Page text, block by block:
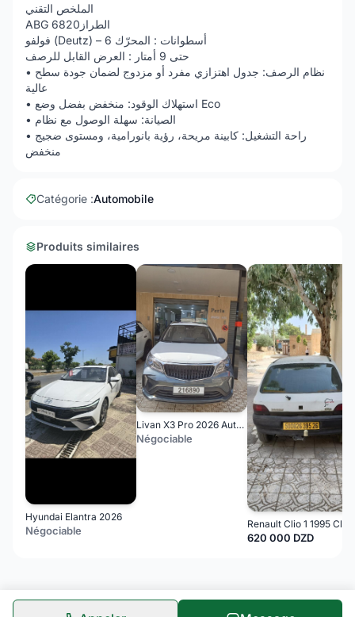
الملخص التقني
ABG 6820الطراز
فولفو (Deutz) – 6 أسطوانات : المحرّك
حتى 9 أمتار : العرض القابل للرصف
• نظام الرصف: جدول اهتزازي مفرد أو مزدوج لضمان جودة سطح
عالية
• استهلاك الوقود: منخفض بفضل وضع Eco
• الصيانة: سهلة الوصول مع نظام
• راحة التشغيل: كابينة مريحة، رؤية بانورامية، ومستوى ضجيج
منخفض
Catégorie :Automobile
Produits similaires
Hyundai Elantra 2026
Négociable
Livan X3 Pro 2026 Automatique (Avec toi ouvrant )
Négociable
Renault Clio 1 1995 Clio
620 000 DZD